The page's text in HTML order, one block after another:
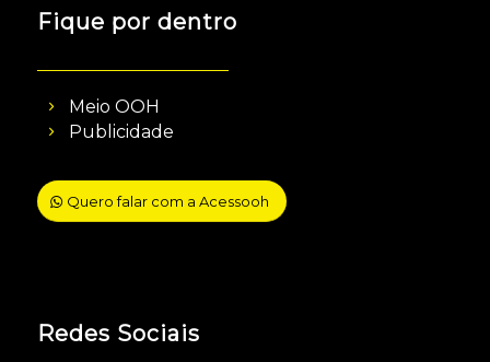
Fique por dentro
Meio OOH
Publicidade
Quero falar com a Acessooh
Redes Sociais